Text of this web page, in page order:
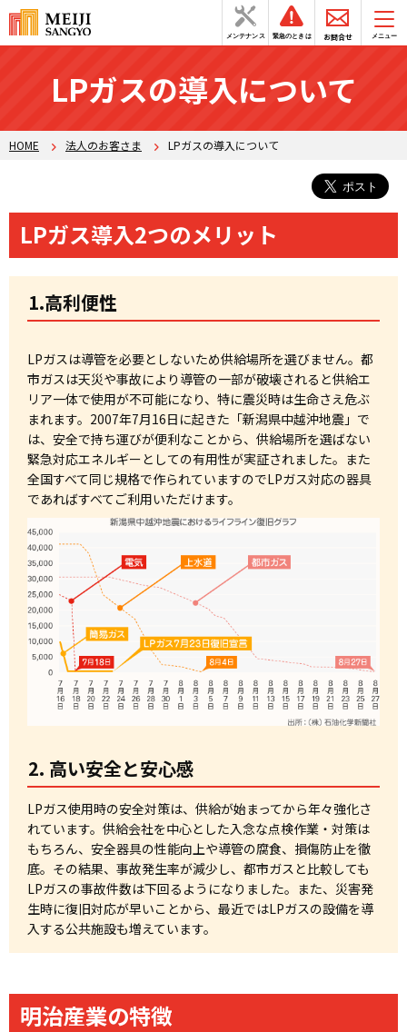
メンテナンス 緊急のときは お問合せ メニュー
LPガスの導入について
HOME 法人のお客さま LPガスの導入について
LPガス導入2つのメリット
1.高利便性
LPガスは導管を必要としないため供給場所を選びません。都
市ガスは天災や事故により導管の一部が破壊されると供給エ
リア一体で使用が不可能になり、特に震災時は生命さえ危ぶ
まれます。2007年7月16日に起きた「新潟県中越沖地震」で
は、安全で持ち運びが便利なことから、供給場所を選ばない
緊急対応エネルギーとしての有用性が実証されました。また
全国すべて同じ規格で作られていますのでLPガス対応の器具
であればすべてご利用いただけます。
2. 高い安全と安心感
LPガス使用時の安全対策は、供給が始まってから年々強化さ
れています。供給会社を中心とした入念な点検作業・対策は
もちろん、安全器具の性能向上や導管の腐食、損傷防止を徹
底。その結果、事故発生率が減少し、都市ガスと比較しても
LPガスの事故件数は下回るようになりました。また、災害発
生時に復旧対応が早いことから、最近ではLPガスの設備を導
入する公共施設も増えています。
明治産業の特徴